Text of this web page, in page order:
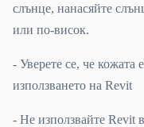
слънце, нанасяйте
или по-висок.
- Уверете се, че кожата
използването на Revit
- Не използвайте Revit